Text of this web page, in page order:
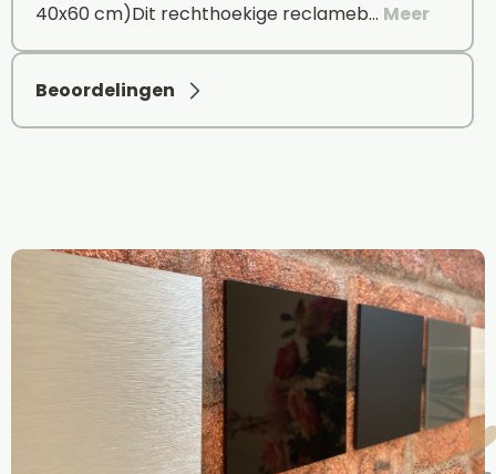
40x60 cm)Dit rechthoekige reclameb… Meer
Beoordelingen